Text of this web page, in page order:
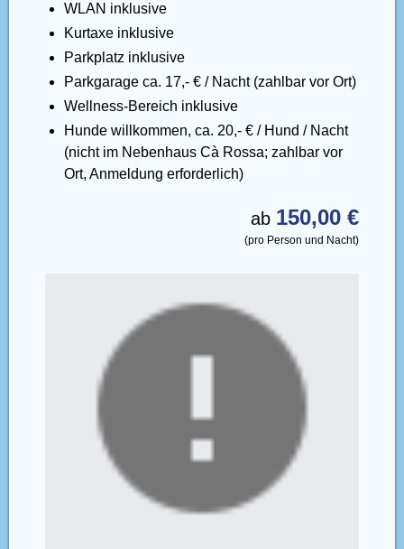
WLAN inklusive
Kurtaxe inklusive
Parkplatz inklusive
Parkgarage ca. 17,- € / Nacht (zahlbar vor Ort)
Wellness-Bereich inklusive
Hunde willkommen, ca. 20,- € / Hund / Nacht
(nicht im Nebenhaus Cà Rossa; zahlbar vor
Ort, Anmeldung erforderlich)
ab 150,00 €
(pro Person und Nacht)